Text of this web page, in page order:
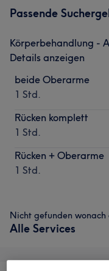
Passende
Körperbehandlung -
Details anzeigen
beide Oberarme
1 Std.
Rücken komplett
1 Std.
Rücken + Oberarme
1 Std.
Nicht gefunden wonach
Alle Services